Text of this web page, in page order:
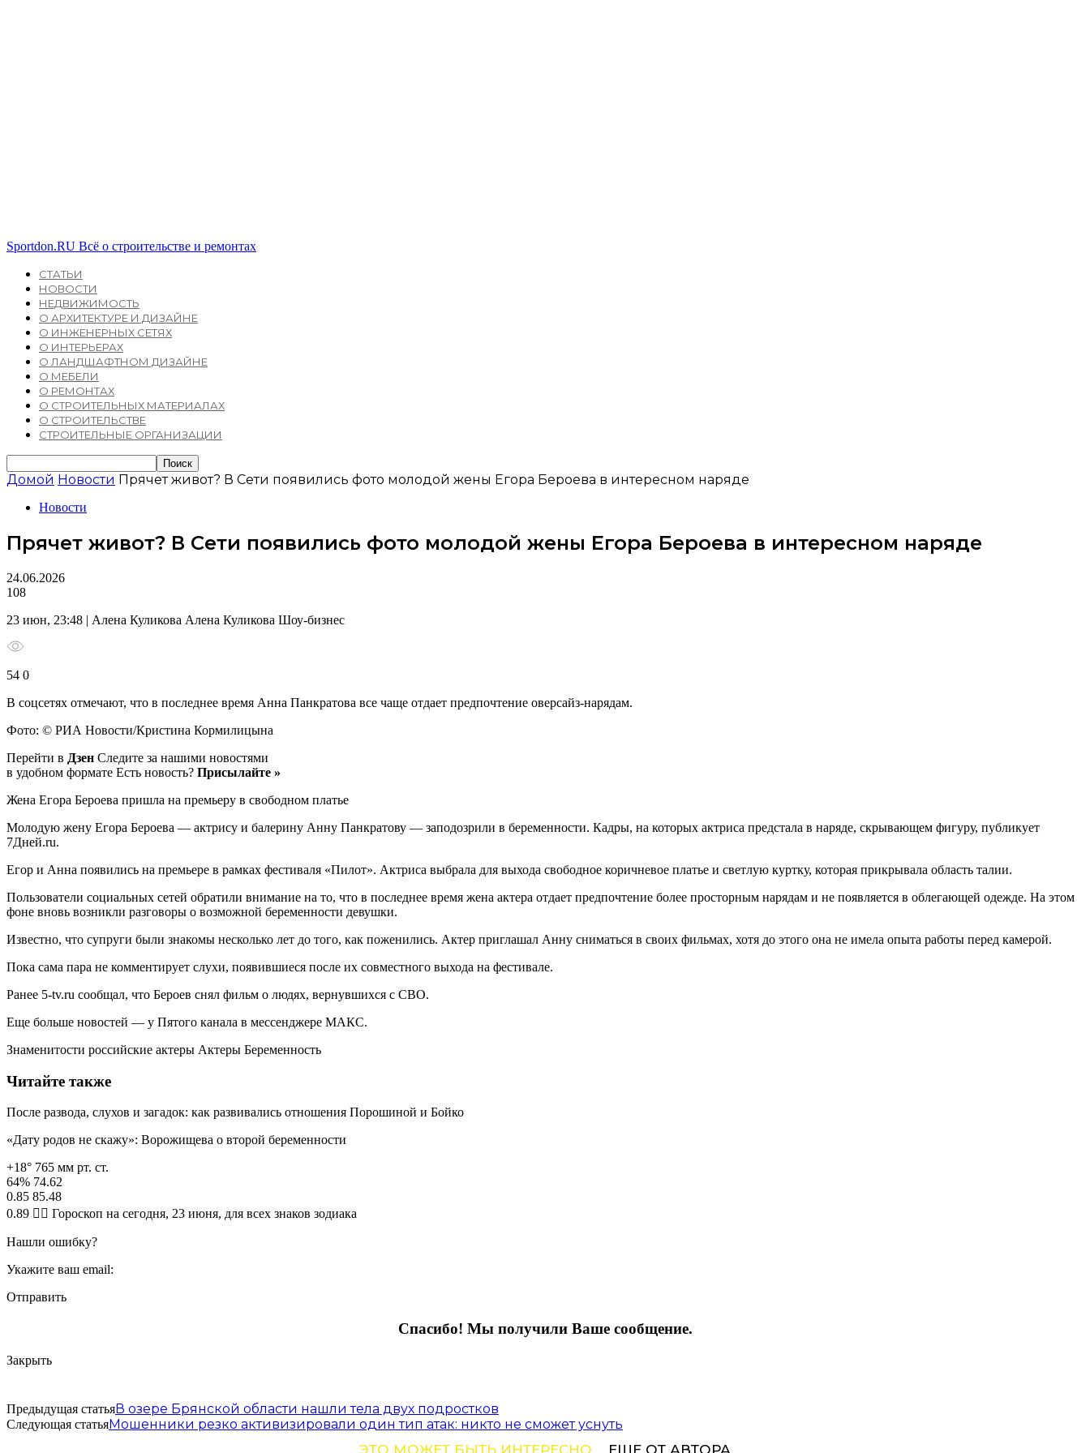
Sportdon.RU Всё о строительстве и ремонтах
СТАТЬИ
НОВОСТИ
НЕДВИЖИМОСТЬ
О АРХИТЕКТУРЕ И ДИЗАЙНЕ
О ИНЖЕНЕРНЫХ СЕТЯХ
О ИНТЕРЬЕРАХ
О ЛАНДШАФТНОМ ДИЗАЙНЕ
О МЕБЕЛИ
О РЕМОНТАХ
О СТРОИТЕЛЬНЫХ МАТЕРИАЛАХ
О СТРОИТЕЛЬСТВЕ
СТРОИТЕЛЬНЫЕ ОРГАНИЗАЦИИ
Домой Новости Прячет живот? В Сети появились фото молодой жены Егора Бероева в интересном наряде
Новости
Прячет живот? В Сети появились фото молодой жены Егора Бероева в интересном наряде
24.06.2026
108
23 июн, 23:48 | Алена Куликова Алена Куликова Шоу-бизнес
54 0
В соцсетях отмечают, что в последнее время Анна Панкратова все чаще отдает предпочтение оверсайз-нарядам.
Фото: © РИА Новости/Кристина Кормилицына
Перейти в Дзен Следите за нашими новостями
в удобном формате Есть новость? Присылайте »
Жена Егора Бероева пришла на премьеру в свободном платье
Молодую жену Егора Бероева — актрису и балерину Анну Панкратову — заподозрили в беременности. Кадры, на которых актриса предстала в наряде, скрывающем фигуру, публикует
7Дней.ru.
Егор и Анна появились на премьере в рамках фестиваля «Пилот». Актриса выбрала для выхода свободное коричневое платье и светлую куртку, которая прикрывала область талии.
Пользователи социальных сетей обратили внимание на то, что в последнее время жена актера отдает предпочтение более просторным нарядам и не появляется в облегающей одежде. На этом
фоне вновь возникли разговоры о возможной беременности девушки.
Известно, что супруги были знакомы несколько лет до того, как поженились. Актер приглашал Анну сниматься в своих фильмах, хотя до этого она не имела опыта работы перед камерой.
Пока сама пара не комментирует слухи, появившиеся после их совместного выхода на фестивале.
Ранее 5-tv.ru сообщал, что Бероев снял фильм о людях, вернувшихся с СВО.
Еще больше новостей — у Пятого канала в мессенджере МАКС.
Знаменитости российские актеры Актеры Беременность
Читайте также
После развода, слухов и загадок: как развивались отношения Порошиной и Бойко
«Дату родов не скажу»: Ворожищева о второй беременности
+18° 765 мм рт. ст.
64% 74.62
0.85 85.48
0.89 🧙‍♀ Гороскоп на сегодня, 23 июня, для всех знаков зодиака
Нашли ошибку?
Укажите ваш email:
Отправить
Спасибо! Мы получили Ваше сообщение.
Закрыть
Предыдущая статьяВ озере Брянской области нашли тела двух подростков
Следующая статьяМошенники резко активизировали один тип атак: никто не сможет уснуть
ЭТО МОЖЕТ БЫТЬ ИНТЕРЕСНО ЕЩЕ ОТ АВТОРА